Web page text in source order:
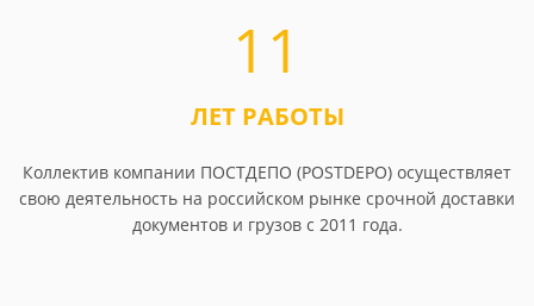
11
ЛЕТ РАБОТЫ
Коллектив компании ПОСТДЕПО (POSTDEPO) осуществляет
свою деятельность на российском рынке срочной доставки
документов и грузов с 2011 года.